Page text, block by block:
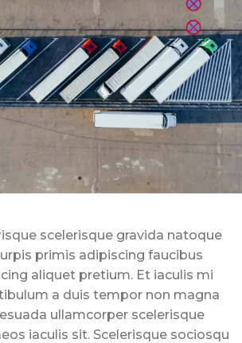
scelerisque gravida natoque
primis adipiscing faucibus
aliquet pretium. Et iaculis mi
a duis tempor non magna
ullamcorper scelerisque
iaculis sit. Scelerisque sociosqu